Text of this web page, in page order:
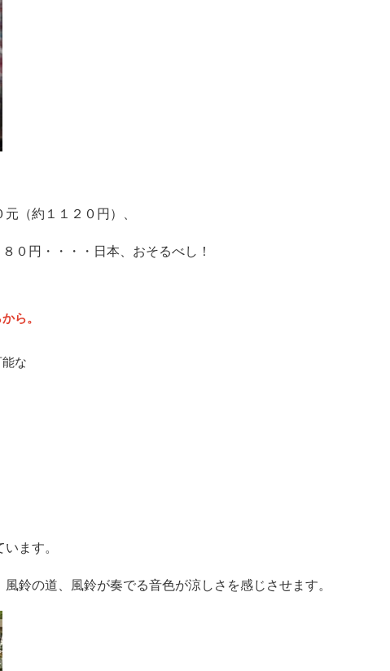
（約１１２０円）、
０円・・・・日本、おそるべし！
ら。
な
ます。
鈴の道、風鈴が奏でる音色が涼しさを感じさせます。